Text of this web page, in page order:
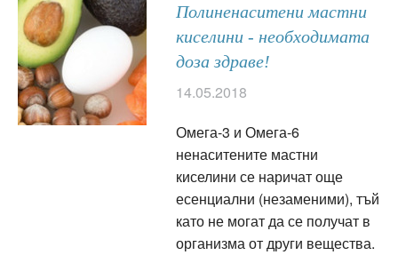
Полиненаситени мастни
киселини - необходимата
доза здраве!
14.05.2018
Омега-3 и Омега-6
ненаситените мастни
киселини се наричат още
есенциални (незаменими), тъй
като не могат да се получат в
организма от други вещества.